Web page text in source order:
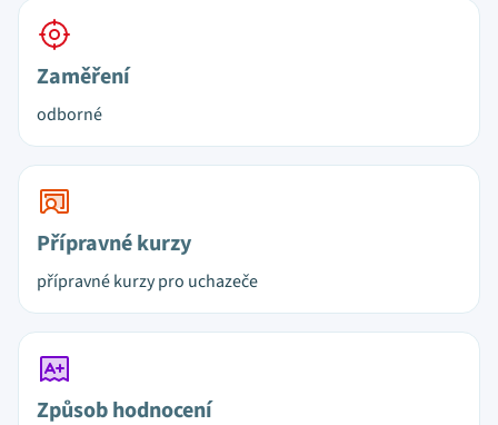
Zaměření
odborné
Přípravné kurzy
přípravné kurzy pro uchazeče
Způsob hodnocení